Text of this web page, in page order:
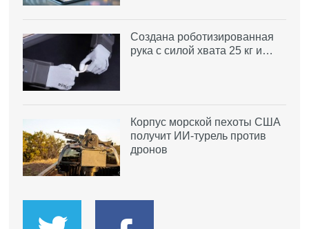
Создана роботизированная
рука с силой хвата 25 кг и…
Корпус морской пехоты США
получит ИИ-турель против
дронов